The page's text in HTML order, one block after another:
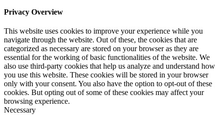
Privacy Overview
This website uses cookies to improve your experience while you
navigate through the website. Out of these, the cookies that are
categorized as necessary are stored on your browser as they are
essential for the working of basic functionalities of the website. We
also use third-party cookies that help us analyze and understand how
you use this website. These cookies will be stored in your browser
only with your consent. You also have the option to opt-out of these
cookies. But opting out of some of these cookies may affect your
browsing experience.
Necessary